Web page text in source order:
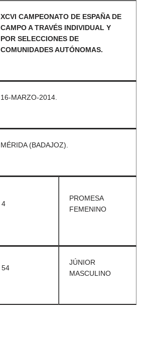
XCVI CAMPEONATO DE ESPAÑA DE
CAMPO A TRAVÉS INDIVIDUAL Y
POR SELECCIONES DE
COMUNIDADES AUTÓNOMAS.
16-MARZO-2014.
MÉRIDA (BADAJOZ).
4
PROMESA
FEMENINO
54
JÚNIOR
MASCULINO